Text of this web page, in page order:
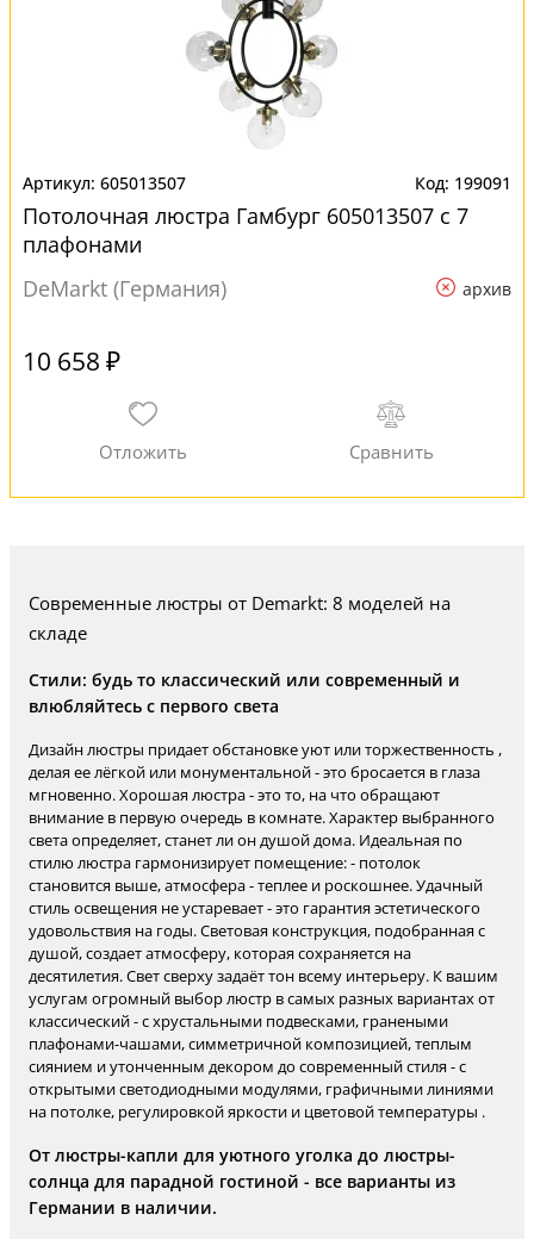
605013507 199091
Потолочная люстра Гамбург 605013507 с 7
плафонами
DeMarkt (Германия)
архив
10 658 ₽
Современные люстры от Demarkt: 8 моделей на
складе
Стили: будь то классический или современный и
влюбляйтесь с первого света
Дизайн люстры придает обстановке уют или торжественность ,
делая ее лёгкой или монументальной - это бросается в глаза
мгновенно. Хорошая люстра - это то, на что обращают
внимание в первую очередь в комнате. Характер выбранного
света определяет, станет ли он душой дома. Идеальная по
стилю люстра гармонизирует помещение: - потолок
становится выше, атмосфера - теплее и роскошнее. Удачный
стиль освещения не устаревает - это гарантия эстетического
удовольствия на годы. Световая конструкция, подобранная с
душой, создает атмосферу, которая сохраняется на
десятилетия. Свет сверху задаёт тон всему интерьеру. К вашим
услугам огромный выбор люстр в самых разных вариантах от
классический - с хрустальными подвесками, гранеными
плафонами-чашами, симметричной композицией, теплым
сиянием и утонченным декором до современный стиля - с
открытыми светодиодными модулями, графичными линиями
на потолке, регулировкой яркости и цветовой температуры .
От люстры-капли для уютного уголка до люстры-
солнца для парадной гостиной - все варианты из
Германии в наличии.